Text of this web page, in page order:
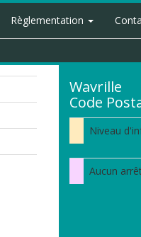
Règlementation
Wavrille
Code
Niveau
Aucun